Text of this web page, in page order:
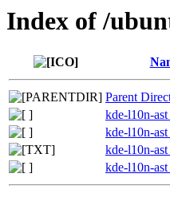
Index of /
Parent
kde-l10n-
kde-l10n-
kde-l10n-
kde-l10n-